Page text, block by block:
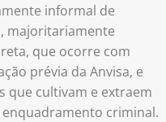
informal de
majoritariamente
que ocorre com
prévia da Anvisa, e
que cultivam e extraem
criminal.